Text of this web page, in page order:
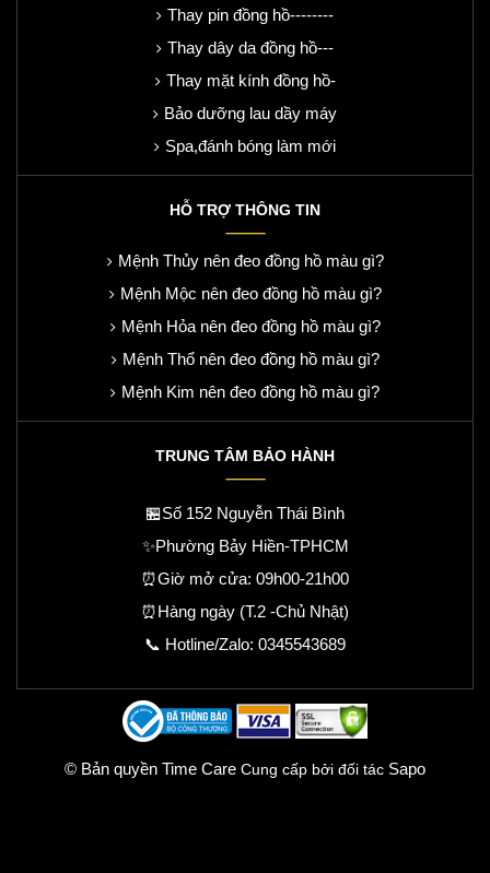
Thay pin đồng hồ--------
Thay dây da đồng hồ---
Thay mặt kính đồng hồ-
Bảo dưỡng lau dầy máy
Spa,đánh bóng làm mới
HỖ TRỢ THÔNG TIN
Mệnh Thủy nên đeo đồng hồ màu gì?
Mệnh Mộc nên đeo đồng hồ màu gì?
Mệnh Hỏa nên đeo đồng hồ màu gì?
Mệnh Thổ nên đeo đồng hồ màu gì?
Mệnh Kim nên đeo đồng hồ màu gì?
TRUNG TÂM BẢO HÀNH
🏪Số 152 Nguyễn Thái Bình
✨Phường Bảy Hiền-TPHCM
⏰Giờ mở cửa: 09h00-21h00
⏰Hàng ngày (T.2 -Chủ Nhật)
📞 Hotline/Zalo: 0345543689
© Bản quyền Time Care Cung cấp bởi đối tác Sapo